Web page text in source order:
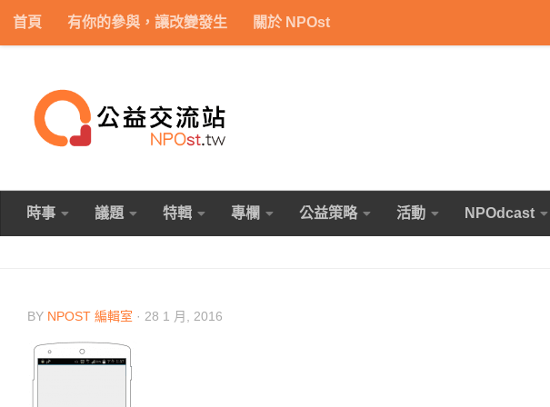
Skip to content
首頁 有你的參與，讓改變發生 關於 NPOst
時事 議題 特輯 專欄 公益策略 活動 NPOdcast
BY NPOST 編輯室 · 28 1 月, 2016